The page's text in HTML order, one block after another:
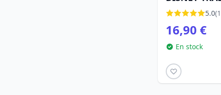
5.0
16,90 €
En stock